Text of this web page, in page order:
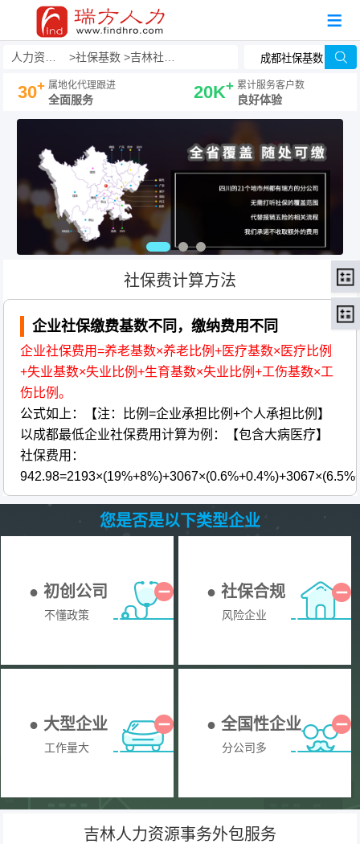
社保基数 吉林社保基数
30+ 属地化代理跟进
全面服务 20K+ 累计服务客户数
良好体验
社保费计算方法
企业社保缴费基数不同，缴纳费用不同
企业社保费用=养老基数×养老比例+医疗基数×医疗比例
+失业基数×失业比例+生育基数×失业比例+工伤基数×工
伤比例。
公式如上：【注：比例=企业承担比例+个人承担比例】
以成都最低企业社保费用计算为例：【包含大病医疗】
社保费用：
您是否是以下类型企业
● 初创公司
不懂政策
● 社保合规
风险企业
● 大型企业
工作量大
● 全国性企业
分公司多
吉林人力资源事务外包服务